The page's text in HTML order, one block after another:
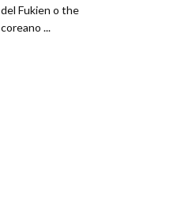
del Fukien o the
coreano ...